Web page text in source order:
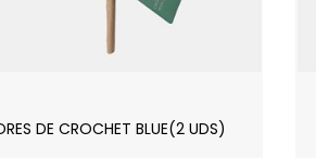
DE CROCHET BLUE(2 UDS)